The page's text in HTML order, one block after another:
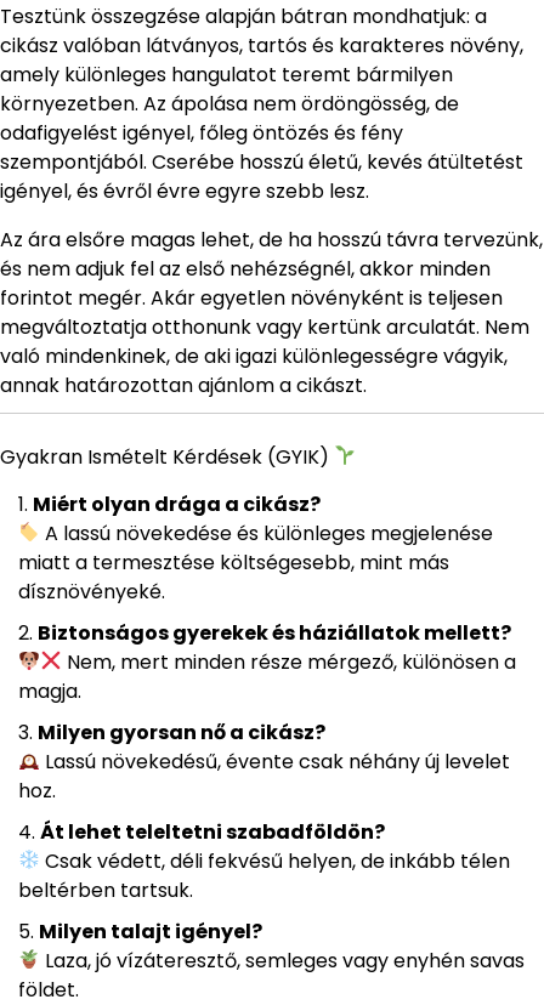
Tesztünk összegzése alapján bátran mondhatjuk: a
cikász valóban látványos, tartós és karakteres növény,
amely különleges hangulatot teremt bármilyen
környezetben. Az ápolása nem ördöngösség, de
odafigyelést igényel, főleg öntözés és fény
szempontjából. Cserébe hosszú életű, kevés átültetést
igényel, és évről évre egyre szebb lesz.
Az ára elsőre magas lehet, de ha hosszú távra tervezünk,
és nem adjuk fel az első nehézségnél, akkor minden
forintot megér. Akár egyetlen növényként is teljesen
megváltoztatja otthonunk vagy kertünk arculatát. Nem
való mindenkinek, de aki igazi különlegességre vágyik,
annak határozottan ajánlom a cikászt.
Gyakran Ismételt Kérdések (GYIK)
Miért olyan drága a cikász?
A lassú növekedése és különleges megjelenése
miatt a termesztése költségesebb, mint más
dísznövényeké.
Biztonságos gyerekek és háziállatok mellett?
Nem, mert minden része mérgező, különösen a
magja.
Milyen gyorsan nő a cikász?
Lassú növekedésű, évente csak néhány új levelet
hoz.
Át lehet teleltetni szabadföldön?
Csak védett, déli fekvésű helyen, de inkább télen
beltérben tartsuk.
Milyen talajt igényel?
Laza, jó vízáteresztő, semleges vagy enyhén savas
földet.